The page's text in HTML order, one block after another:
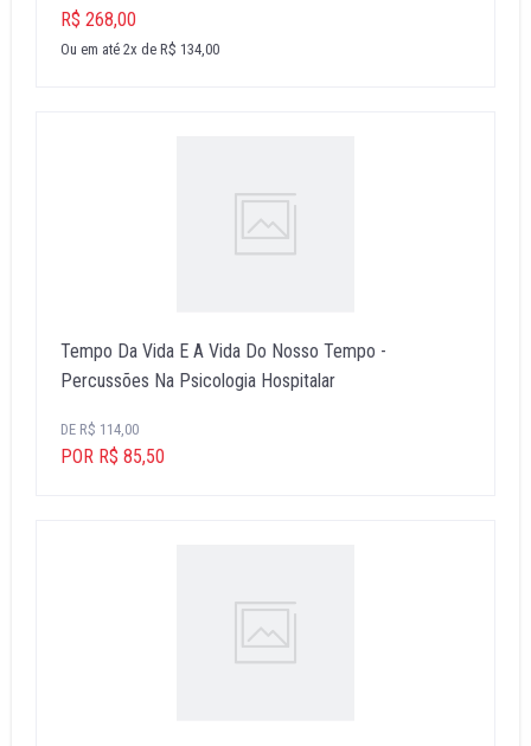
R$ 268,00
Ou em até 2x de R$ 134,00
Tempo Da Vida E A Vida Do Nosso Tempo -
Percussões Na Psicologia Hospitalar
DE R$ 114,00
POR R$ 85,50